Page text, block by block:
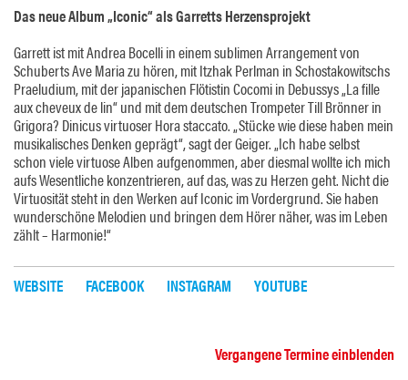
Das neue Album „Iconic“ als Garretts Herzensprojekt
Garrett ist mit Andrea Bocelli in einem sublimen Arrangement von
Schuberts Ave Maria zu hören, mit Itzhak Perlman in Schostakowitschs
Praeludium, mit der japanischen Flötistin Cocomi in Debussys „La fille
aux cheveux de lin“ und mit dem deutschen Trompeter Till Brönner in
Grigora? Dinicus virtuoser Hora staccato. „Stücke wie diese haben mein
musikalisches Denken geprägt“, sagt der Geiger. „Ich habe selbst
schon viele virtuose Alben aufgenommen, aber diesmal wollte ich mich
aufs Wesentliche konzentrieren, auf das, was zu Herzen geht. Nicht die
Virtuosität steht in den Werken auf Iconic im Vordergrund. Sie haben
wunderschöne Melodien und bringen dem Hörer näher, was im Leben
zählt – Harmonie!“
WEBSITE FACEBOOK INSTAGRAM YOUTUBE
Vergangene Termine einblenden